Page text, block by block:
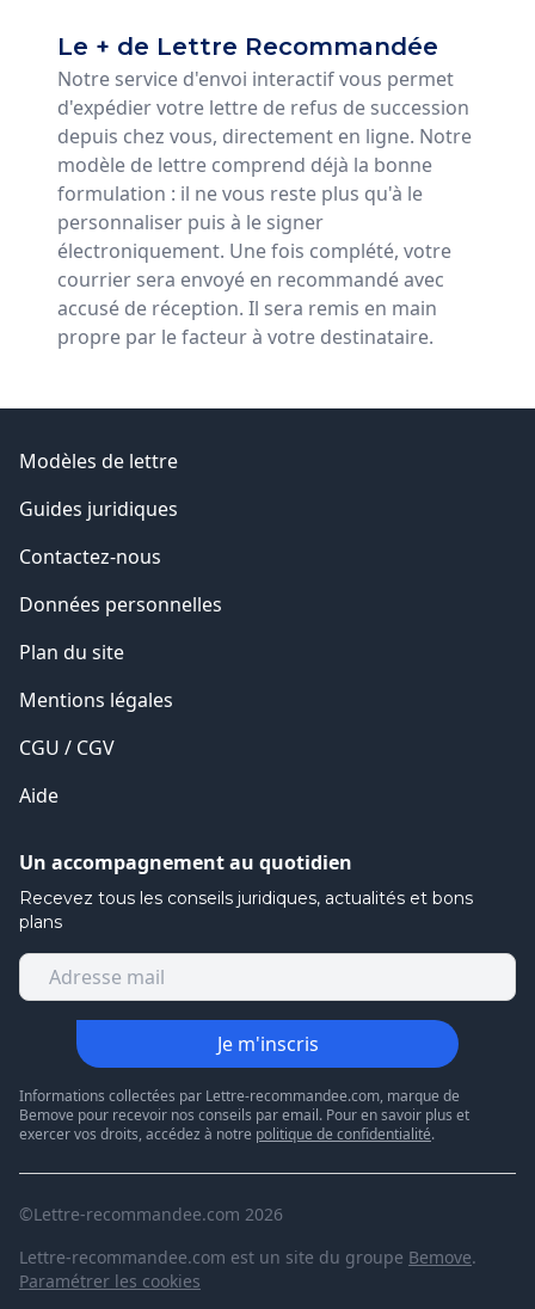
Le + de Lettre Recommandée
Notre service d'envoi interactif vous permet
d'expédier votre lettre de refus de succession
depuis chez vous, directement en ligne. Notre
modèle de lettre comprend déjà la bonne
formulation : il ne vous reste plus qu'à le
personnaliser puis à le signer
électroniquement. Une fois complété, votre
courrier sera envoyé en recommandé avec
accusé de réception. Il sera remis en main
propre par le facteur à votre destinataire.
Modèles de lettre
Guides juridiques
Contactez-nous
Données personnelles
Plan du site
Mentions légales
CGU / CGV
Aide
Un accompagnement au quotidien
Recevez tous les conseils juridiques, actualités et bons
plans
Je m'inscris
Informations collectées par Lettre-recommandee.com, marque de
Bemove pour recevoir nos conseils par email. Pour en savoir plus et
exercer vos droits, accédez à notre politique de confidentialité.
©Lettre-recommandee.com 2026
Lettre-recommandee.com est un site du groupe Bemove.
Paramétrer les cookies